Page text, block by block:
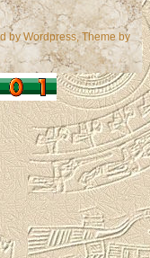
byWordpress, Theme by